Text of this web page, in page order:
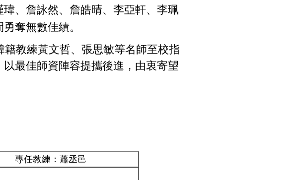
、詹詠然、詹皓晴、李亞軒、李珮
奪無數佳績。
教練黃文哲、張思敏等名師至校指
最佳師資陣容提攜後進，由衷寄望
專任教練：蕭丞邑